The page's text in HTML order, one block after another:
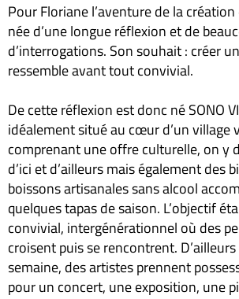
Pour Floriane l’aventure de la
née d’une longue réflexion et de
d’interrogations. Son souhait : créer
ressemble avant tout convivial.
De cette réflexion est donc né SONO
idéalement situé au cœur d’un village
comprenant une offre culturelle, on y
d’ici et d’ailleurs mais également des
boissons artisanales sans alcool
quelques tapas de saison. L’objectif
convivial, intergénérationnel où des
croisent puis se rencontrent.
semaine, des artistes prennent
pour un concert, une exposition, une